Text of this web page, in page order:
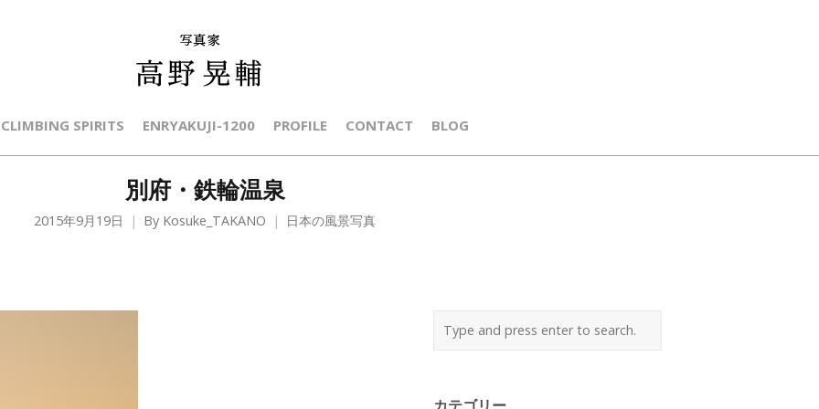
CLIMBING SPIRITS ENRYAKUJI-1200 PROFILE CONTACT BLOG
別府・鉄輪温泉
2015年9月19日 By Kosuke_TAKANO 日本の風景写真